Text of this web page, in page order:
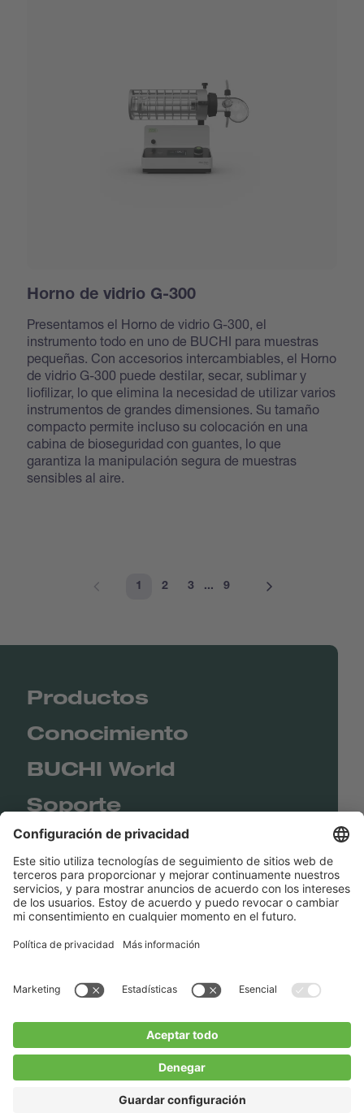
Horno de vidrio G-300
Presentamos el Horno de vidrio G-300, el
instrumento todo en uno de BUCHI para muestras
pequeñas. Con accesorios intercambiables, el Horno
de vidrio G-300 puede destilar, secar, sublimar y
liofilizar, lo que elimina la necesidad de utilizar varios
instrumentos de grandes dimensiones. Su tamaño
compacto permite incluso su colocación en una
cabina de bioseguridad con guantes, lo que
garantiza la manipulación segura de muestras
sensibles al aire.
1 2 3 ... 9
Productos
Conocimiento
BUCHI World
Soporte
Shop
Contact us
BUCHI Worldwide
Blogs
InstagramTwitter Youtube